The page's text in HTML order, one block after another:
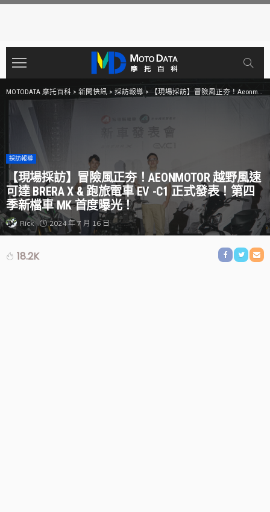
MOTODATA 摩托百科 > 新聞快訊 > 採訪報導> 【現場採訪】冒險風正夯！Aeonmotor 越野風速可達 Brera X & 跑旅電車 EV -C1 正式發表！第四季新檔車 MK 首度曝光！
採訪報導
【現場採訪】冒險風正夯！AEONMOTOR 越野風速
可達 BRERA X & 跑旅電車 EV -C1 正式發表！第四
季新檔車 MK 首度曝光！
Rick 2024 年 7 月 16 日
18.2K